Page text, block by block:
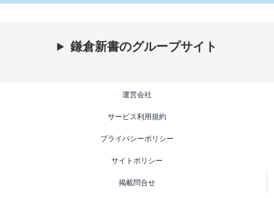
鎌倉新書のグループサイト
運営会社
サービス利用規約
プライバシーポリシー
サイトポリシー
掲載問合せ